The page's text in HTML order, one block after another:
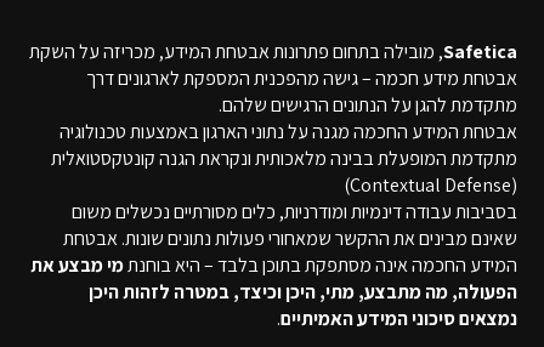
Safetica, מובילה בתחום פתרונות אבטחת המידע, מכריזה על השקת
אבטחת מידע חכמה – גישה מהפכנית המספקת לארגונים דרך
מתקדמת להגן על הנתונים הרגישים שלהם.
אבטחת המידע החכמה מגנה על נתוני הארגון באמצעות טכנולוגיה
מתקדמת המופעלת בבינה מלאכותית ונקראת הגנה קונטקסטואלית
(Contextual Defense)
בסביבות עבודה דינמיות ומודרניות, כלים מסורתיים נכשלים משום
שאינם מבינים את ההקשר שמאחורי פעולות נתונים שונות. אבטחת
המידע החכמה אינה מסתפקת בתוכן בלבד – היא בוחנתמי מבצע את
הפעולה, מה מתבצע, מתי, היכן וכיצד, במטרה לזהות היכן
נמצאים סיכוני המידע האמיתיים.